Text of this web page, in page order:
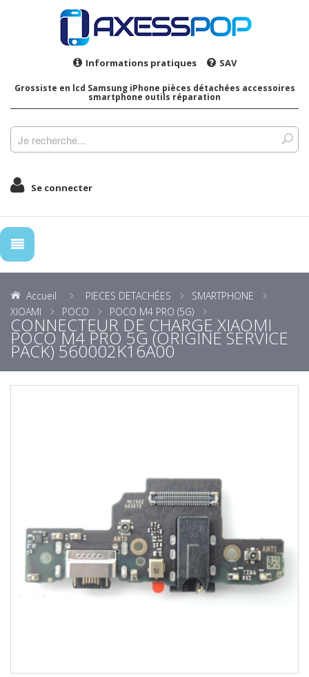
Informations pratiques SAV
Grossiste en lcd Samsung iPhone pièces détachées accessoires
smartphone outils réparation
Se connecter
Accueil PIECES DETACHÉES
SMARTPHONE
XIOAMI
POCO POCO M4 PRO (5G)
CONNECTEUR DE CHARGE XIAOMI
POCO M4 PRO 5G (ORIGINE SERVICE
PACK) 560002K16A00